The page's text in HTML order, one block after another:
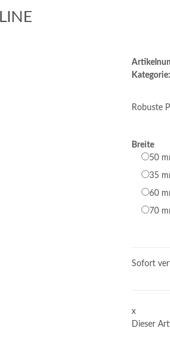
Kategorie:
Robuste
Breite
50
35
60
70
Sofort
x
Dieser